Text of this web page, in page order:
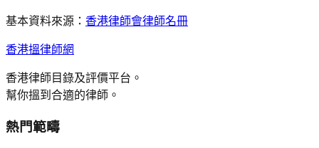
基本資料來源： 香港律師會律師名冊
香港搵律師網
香港律師目錄及評價平台。
幫你搵到合適的律師。
熱門範疇